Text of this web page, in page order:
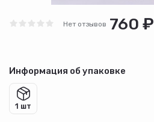
Нет отзывов 760 ₽
Информация об упаковке
1 шт